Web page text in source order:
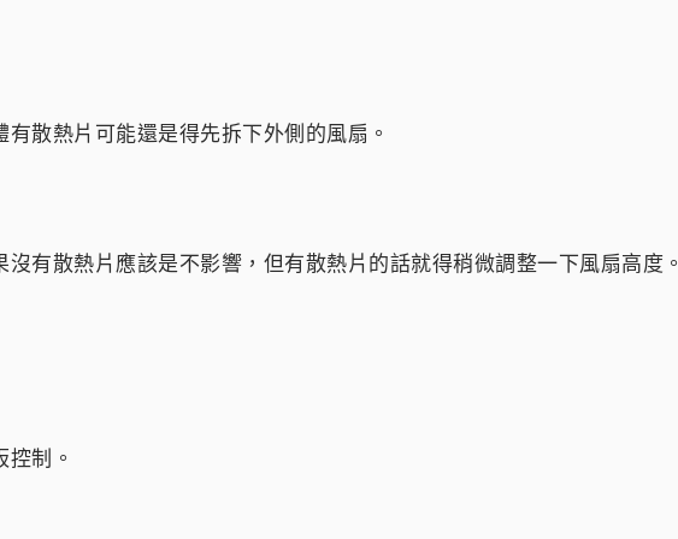
有散熱片可能還是得先拆下外側的風扇。
沒有散熱片應該是不影響，但有散熱片的話就得稍微調整一下風扇高度。
制。